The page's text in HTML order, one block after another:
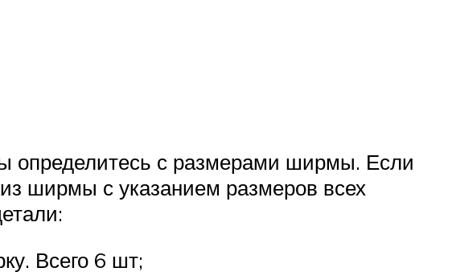
определитесь с размерами ширмы. Если
ширмы с указанием размеров всех
Всего 6 шт;